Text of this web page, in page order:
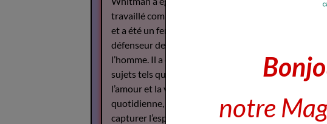
travaillé comme journaliste
et a été un fervent
défenseur des droits de
l’homme. Il a écrit sur des
sujets tels que la guerre,
l’amour et la vie
quotidienne, cherchant à
capturer l’esprit de
notre